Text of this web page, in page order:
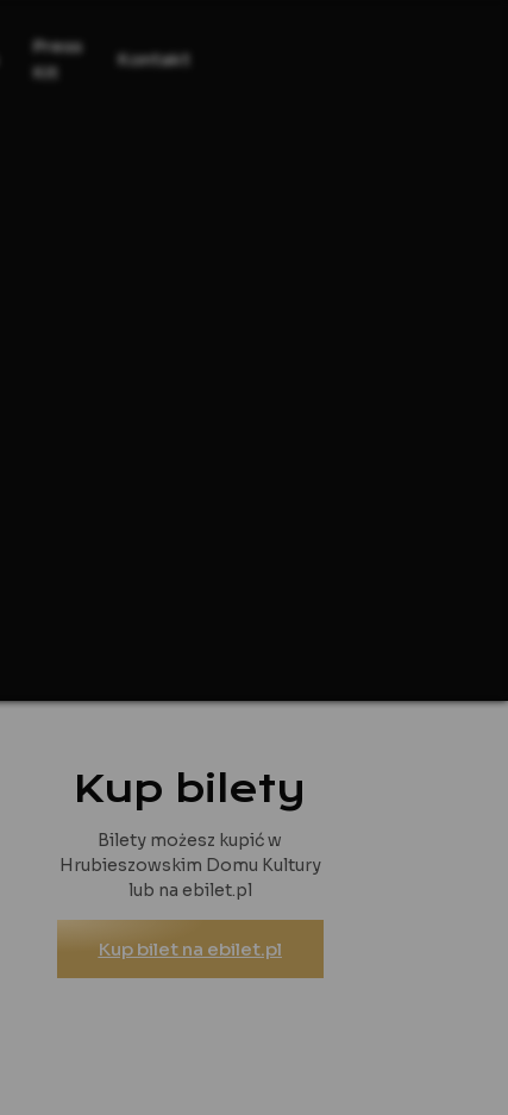
Press
Kit
Kontakt
Kup bilety
Bilety możesz kupić w
Hrubieszowskim Domu Kultury
lub na ebilet.pl
Kup bilet na ebilet.pl